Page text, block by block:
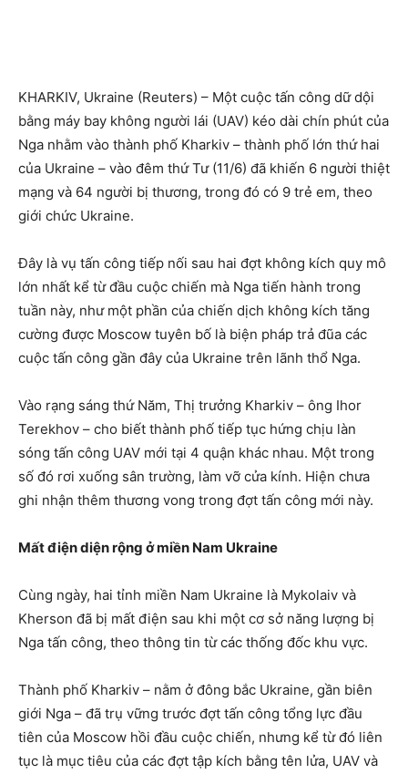
KHARKIV, Ukraine (Reuters) – Một cuộc tấn công dữ dội
bằng máy bay không người lái (UAV) kéo dài chín phút của
Nga nhằm vào thành phố Kharkiv – thành phố lớn thứ hai
của Ukraine – vào đêm thứ Tư (11/6) đã khiến 6 người thiệt
mạng và 64 người bị thương, trong đó có 9 trẻ em, theo
giới chức Ukraine.
Đây là vụ tấn công tiếp nối sau hai đợt không kích quy mô
lớn nhất kể từ đầu cuộc chiến mà Nga tiến hành trong
tuần này, như một phần của chiến dịch không kích tăng
cường được Moscow tuyên bố là biện pháp trả đũa các
cuộc tấn công gần đây của Ukraine trên lãnh thổ Nga.
Vào rạng sáng thứ Năm, Thị trưởng Kharkiv – ông Ihor
Terekhov – cho biết thành phố tiếp tục hứng chịu làn
sóng tấn công UAV mới tại 4 quận khác nhau. Một trong
số đó rơi xuống sân trường, làm vỡ cửa kính. Hiện chưa
ghi nhận thêm thương vong trong đợt tấn công mới này.
Mất điện diện rộng ở miền Nam Ukraine
Cùng ngày, hai tỉnh miền Nam Ukraine là Mykolaiv và
Kherson đã bị mất điện sau khi một cơ sở năng lượng bị
Nga tấn công, theo thông tin từ các thống đốc khu vực.
Thành phố Kharkiv – nằm ở đông bắc Ukraine, gần biên
giới Nga – đã trụ vững trước đợt tấn công tổng lực đầu
tiên của Moscow hồi đầu cuộc chiến, nhưng kể từ đó liên
tục là mục tiêu của các đợt tập kích bằng tên lửa, UAV và